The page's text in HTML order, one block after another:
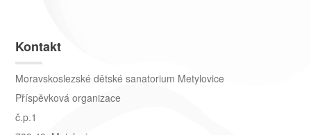
Kontakt
Moravskoslezské dětské sanatorium Metylovice
Příspěvková organizace
č.p.1